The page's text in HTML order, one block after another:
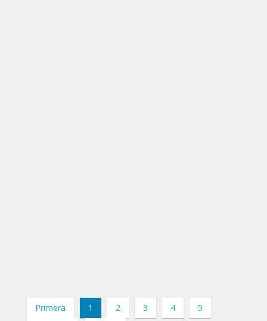
Primera 1 2 3 4
5